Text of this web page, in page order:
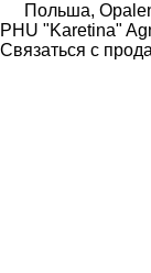
Польша,
PHU "Karetina"
Связаться с